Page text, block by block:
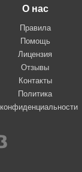
О нас
Правила
Помощь
Лицензия
Отзывы
Контакты
Политика
конфиденциальности